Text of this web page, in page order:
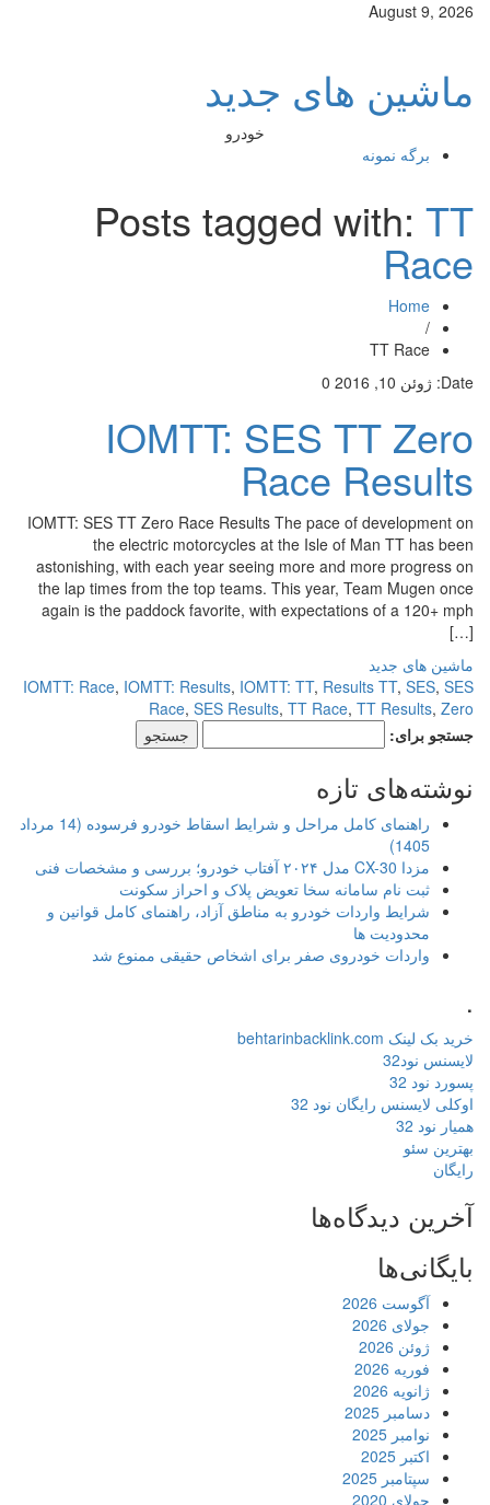
August 9, 2026
ماشین های جدید
خودرو
برگه نمونه
Posts tagged with:TT
Race
Home
/
TT Race
Date: ژوئن 10, 2016 0
IOMTT: SES TT Zero
Race Results
IOMTT: SES TT Zero Race Results The pace of development on
the electric motorcycles at the Isle of Man TT has been
astonishing, with each year seeing more and more progress on
the lap times from the top teams. This year, Team Mugen once
again is the paddock favorite, with expectations of a 120+ mph
[…]
ماشین های جدید
IOMTT: Race,IOMTT: Results,IOMTT: TT,Results TT,SES,SES
Race,SES Results,TT Race,TT Results,Zero
جستجو برای:
نوشته‌های تازه
راهنمای کامل مراحل و شرایط اسقاط خودرو فرسوده (14 مرداد
1405)
مزدا CX-30 مدل ۲۰۲۴ آفتاب خودرو؛ بررسی و مشخصات فنی
ثبت نام سامانه سخا تعویض پلاک و احراز سکونت
شرایط واردات خودرو به مناطق آزاد، راهنمای کامل قوانین و
محدودیت ها
واردات خودروی صفر برای اشخاص حقیقی ممنوع شد
خرید بک لینک behtarinbacklink.com
لایسنس نود32
پسورد نود 32
اوکلی لایسنس رایگان نود 32
همیار نود 32
بهترین سئو
رایگان
آخرین دیدگاه‌ها
بایگانی‌ها
آگوست 2026
جولای 2026
ژوئن 2026
فوریه 2026
ژانویه 2026
دسامبر 2025
نوامبر 2025
اکتبر 2025
سپتامبر 2025
جولای 2020